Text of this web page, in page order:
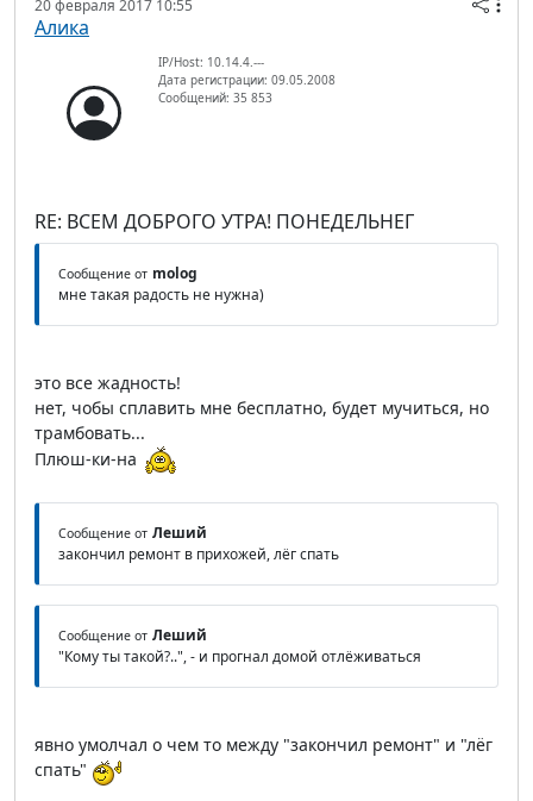
20 февраля 2017 10:55
Алика
IP/Host: 10.14.4.---
Дата регистрации: 09.05.2008
Сообщений: 35 853
RE: ВСЕМ ДОБРОГО УТРА! ПОНЕДЕЛЬНЕГ
Сообщение от molog
мне такая радость не нужна)
это все жадность!
нет, чобы сплавить мне бесплатно, будет мучиться, но
трамбовать...
Плюш-ки-на
Сообщение от Леший
закончил ремонт в прихожей, лёг спать
Сообщение от Леший
"Кому ты такой?..", - и прогнал домой отлёживаться
явно умолчал о чем то между "закончил ремонт" и "лёг
спать"